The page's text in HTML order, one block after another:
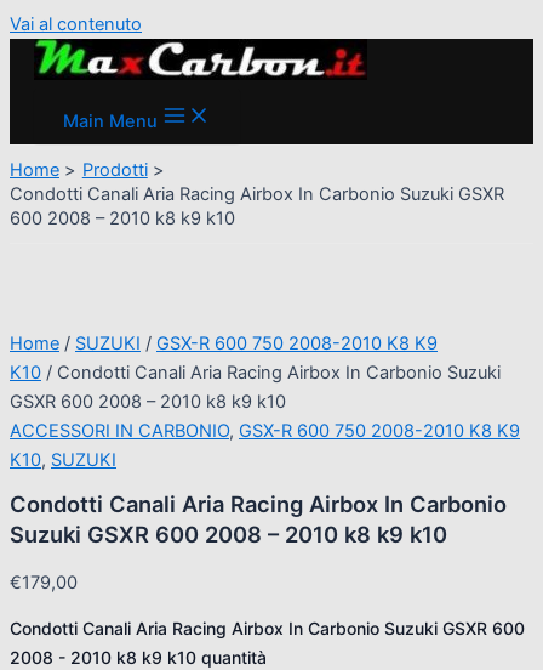
Vai al contenuto
Main Menu
Home
Prodotti
Condotti Canali Aria Racing Airbox In Carbonio Suzuki GSXR
600 2008 – 2010 k8 k9 k10
Home / SUZUKI / GSX-R 600 750 2008-2010 K8 K9
K10 / Condotti Canali Aria Racing Airbox In Carbonio Suzuki
GSXR 600 2008 – 2010 k8 k9 k10
ACCESSORI IN CARBONIO, GSX-R 600 750 2008-2010 K8 K9
K10, SUZUKI
Condotti Canali Aria Racing Airbox In Carbonio
Suzuki GSXR 600 2008 – 2010 k8 k9 k10
€179,00
Condotti Canali Aria Racing Airbox In Carbonio Suzuki GSXR 600
2008 - 2010 k8 k9 k10 quantità